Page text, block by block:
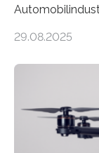
hat Aluminium
auch
und
Herstellung
29.08.2025